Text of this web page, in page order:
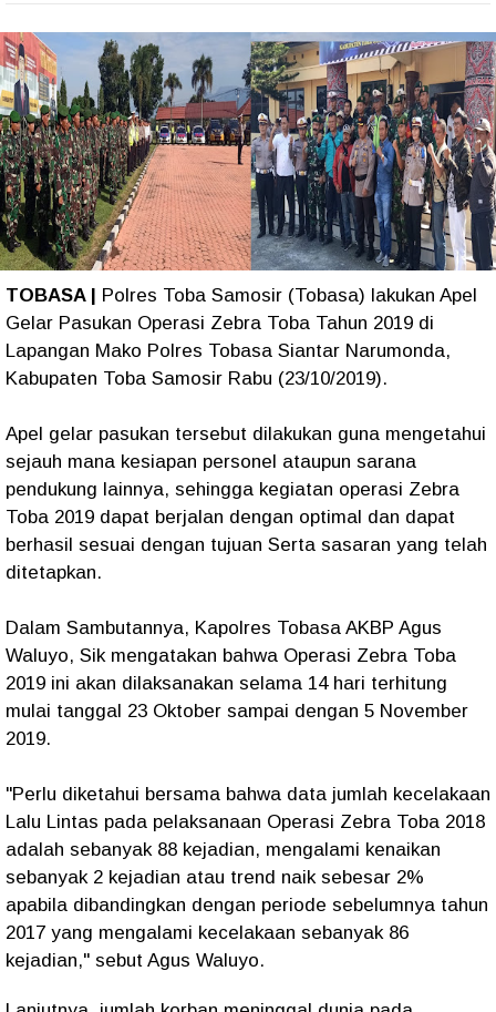
TOBASA | Polres Toba Samosir (Tobasa) lakukan Apel
Gelar Pasukan Operasi Zebra Toba Tahun 2019 di
Lapangan Mako Polres Tobasa Siantar Narumonda,
Kabupaten Toba Samosir Rabu (23/10/2019).
Apel gelar pasukan tersebut dilakukan guna mengetahui
sejauh mana kesiapan personel ataupun sarana
pendukung lainnya, sehingga kegiatan operasi Zebra
Toba 2019 dapat berjalan dengan optimal dan dapat
berhasil sesuai dengan tujuan Serta sasaran yang telah
ditetapkan.
Dalam Sambutannya, Kapolres Tobasa AKBP Agus
Waluyo, Sik mengatakan bahwa Operasi Zebra Toba
2019 ini akan dilaksanakan selama 14 hari terhitung
mulai tanggal 23 Oktober sampai dengan 5 November
2019.
"Perlu diketahui bersama bahwa data jumlah kecelakaan
Lalu Lintas pada pelaksanaan Operasi Zebra Toba 2018
adalah sebanyak 88 kejadian, mengalami kenaikan
sebanyak 2 kejadian atau trend naik sebesar 2%
apabila dibandingkan dengan periode sebelumnya tahun
2017 yang mengalami kecelakaan sebanyak 86
kejadian," sebut Agus Waluyo.